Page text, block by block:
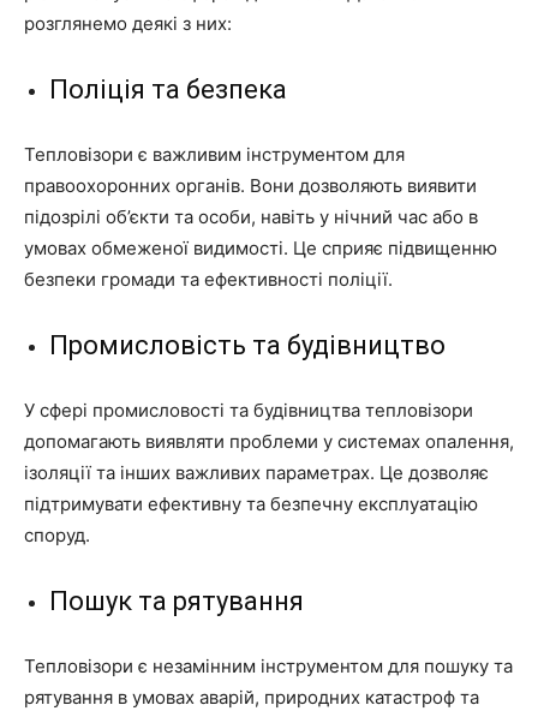
розглянемо деякі з них:
Поліція та безпека
Тепловізори є важливим інструментом для
правоохоронних органів. Вони дозволяють виявити
підозрілі об’єкти та особи, навіть у нічний час або в
умовах обмеженої видимості. Це сприяє підвищенню
безпеки громади та ефективності поліції.
Промисловість та будівництво
У сфері промисловості та будівництва тепловізори
допомагають виявляти проблеми у системах опалення,
ізоляції та інших важливих параметрах. Це дозволяє
підтримувати ефективну та безпечну експлуатацію
споруд.
Пошук та рятування
Тепловізори є незамінним інструментом для пошуку та
рятування в умовах аварій, природних катастроф та